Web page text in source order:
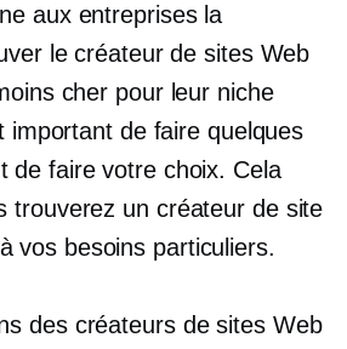
aux entreprises la
le créateur de sites Web
cher pour leur niche
important de faire quelques
de faire votre choix. Cela
trouverez un créateur de site
vos besoins particuliers.
des créateurs de sites Web